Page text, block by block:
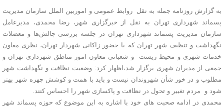
به گزارش روزنامه جمله به نقل روابط عمومی و اموربین الملل سازمان مدیریت
پسماند شهرداری تهران به نقل از خبرگزاری شهر، رضا محمدی، مدیرعامل
سازمان مدیریت پسماند شهرداری تهران در جلسه بررسی چالش‌ها و معضلات
نگهداشت و تنظیف شهر تهران که با حضور زاکانی شهردار تهران، نظری معاون
خدمات شهری و محیط زیست و شعبانی معاون امور مناطق شهرداری تهران و
جمعی از مدیران شهری برگزار شد،اظهار کرد: وضعیت نظافت و نگهداشت شهر
مطلوب و در خور شأن شهروندان نیست و باید با همت و کوشش چهره شهر بهتر
شود و مردم تغییر و تحول در نظافت و پاکسازی شهر را احساس کنند.
محمدی در ادامه صحبت های خود با اشاره به این موضوع که حوزه پسماند شهر